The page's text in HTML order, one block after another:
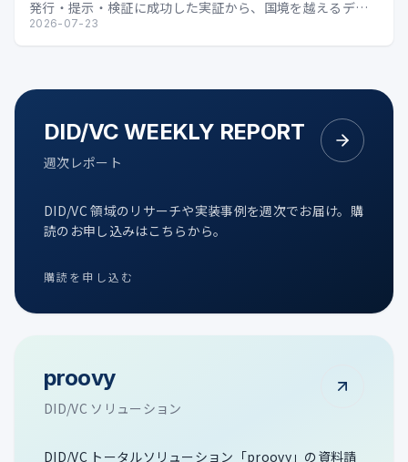
発行・提示・検証に成功した実証から、国境を越えるデジ
タル証明の可能性を整理します。
2026-07-23
DID/VC WEEKLY REPORT
週次レポート
DID/VC 領域のリサーチや実装事例を週次でお届け。購
読のお申し込みはこちらから。
購読を申し込む
proovy
DID/VC ソリューション
DID/VC トータルソリューション「proovy」の資料請